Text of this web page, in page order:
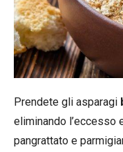
Prendete gli asparagi
eliminando l’eccesso
pangrattato e